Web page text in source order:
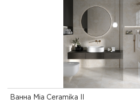
Ванна Mia Ceramika II